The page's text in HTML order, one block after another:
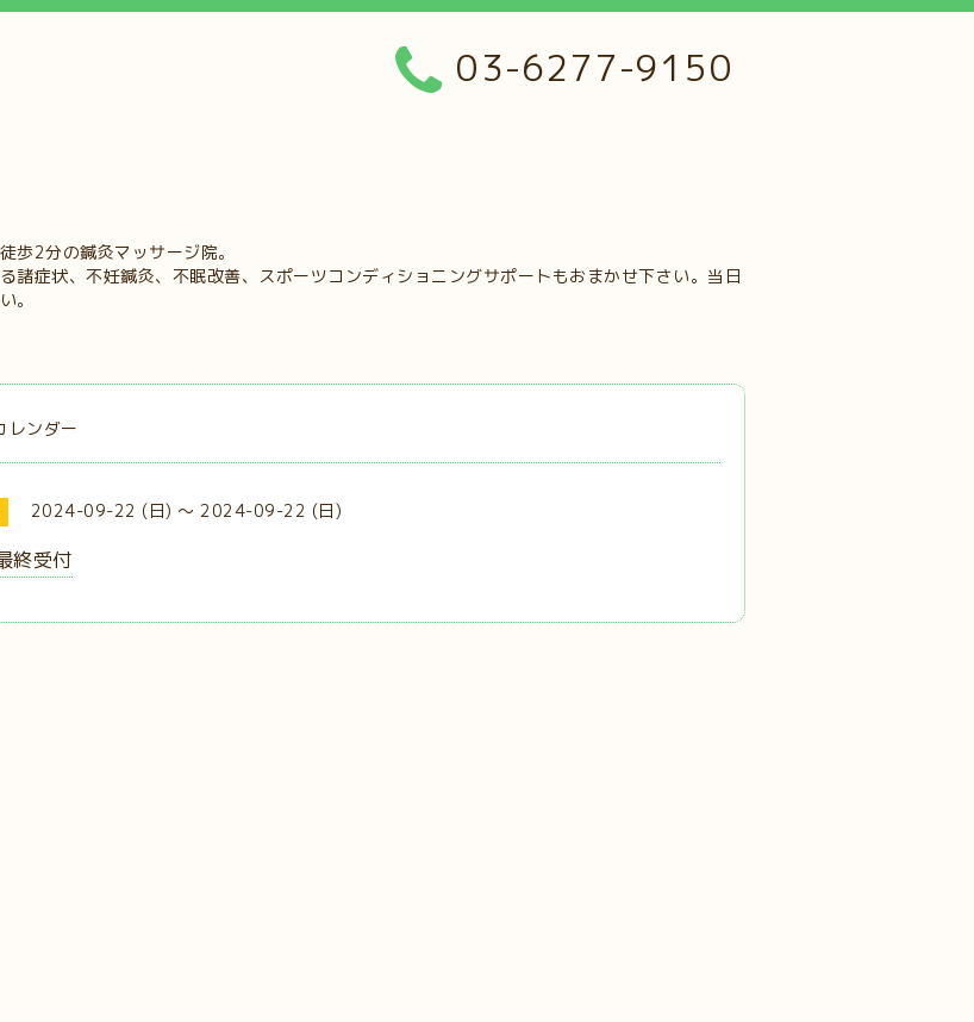
歩2分の鍼灸マッサージ院。
諸症状、不妊鍼灸、不眠改善、スポーツコンディショニングサポートもおまかせ下さい。当日
。
03-6277-9150
レンダー
2024-09-22 (日) ～ 2024-09-22 (日)
終受付